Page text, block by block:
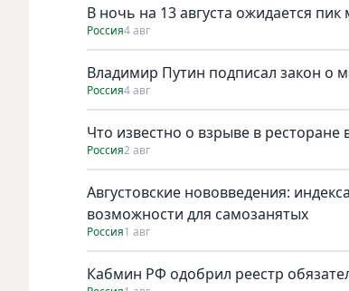
В ночь на 13 августа ожидается
Россия4 авг
Владимир Путин подписал закон о
Россия4 авг
Что известно о взрыве в
Россия2 авг
Августовские нововведения:
возможности для самозанятых
Россия1 авг
Кабмин РФ одобрил реестр